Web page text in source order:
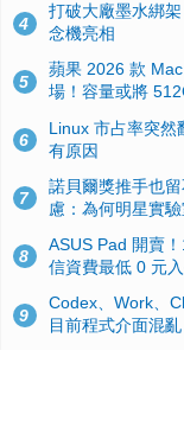
4
打破大廠墨水綁
念機亮相
5
蘋果 2026 款
場！容量或將
6
Linux 市占率突然
有原因
7
諾貝爾獎推手也
慮：為何明星實
8
ASUS Pad 開賣
信資費最低 0 元
9
Codex、Work、
目前程式介面混